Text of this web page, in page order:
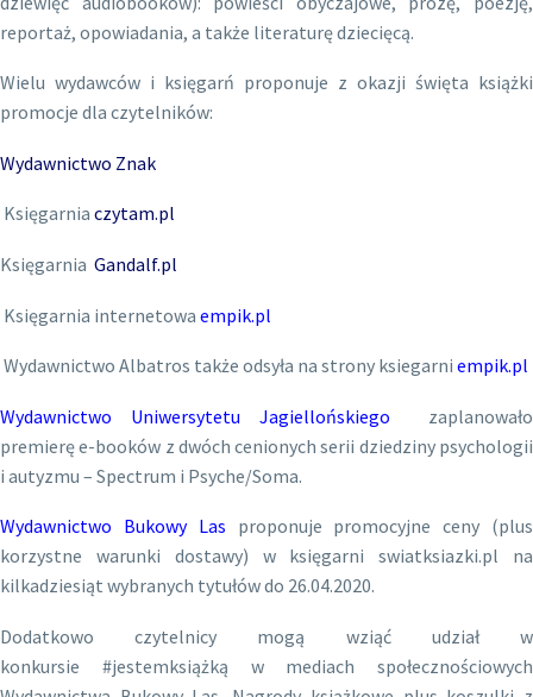
reportaż, opowiadania, a także literaturę dziecięcą.
Wielu wydawców i księgarń proponuje z okazji święta książki
promocje dla czytelników:
Wydawnictwo Znak
Księgarnia czytam.pl
Księgarnia Gandalf.pl
Księgarnia internetowa empik.pl
Wydawnictwo Albatros także odsyła na strony ksiegarni empik.pl
Wydawnictwo Uniwersytetu Jagiellońskiego
zaplanowało
premierę e-booków z dwóch cenionych serii dziedziny psychologii
i autyzmu – Spectrum i Psyche/Soma.
Wydawnictwo Bukowy Las proponuje promocyjne ceny (plus
korzystne warunki dostawy) w księgarni swiatksiazki.pl na
kilkadziesiąt wybranych tytułów do 26.04.2020.
Dodatkowo czytelnicy mogą wziąć udział w
konkursie #jestemksiążką w mediach społecznościowych